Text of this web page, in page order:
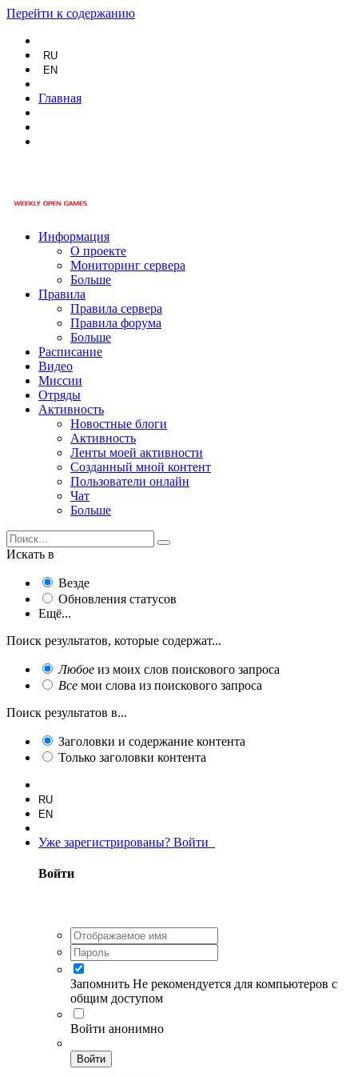
Перейти к содержанию
RU
EN
Главная
Информация
О проекте
Мониторинг сервера
Больше
Правила
Правила сервера
Правила форума
Больше
Расписание
Видео
Миссии
Отряды
Активность
Новостные блоги
Активность
Ленты моей активности
Созданный мной контент
Пользователи онлайн
Чат
Больше
Искать в
Везде
Обновления статусов
Ещё...
Поиск результатов, которые содержат...
Любое из моих слов поискового запроса
Все мои слова из поискового запроса
Поиск результатов в...
Заголовки и содержание контента
Только заголовки контента
RU
EN
Уже зарегистрированы? Войти
Войти
Запомнить Не рекомендуется для компьютеров с
общим доступом
Войти анонимно
Войти